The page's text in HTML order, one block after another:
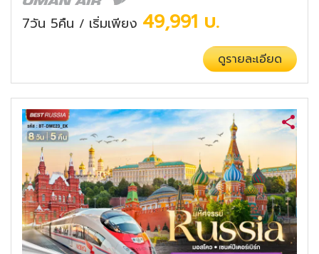
7วัน 5คืน / เริ่มเพียง 49,991 บ.
ดูรายละเอียด